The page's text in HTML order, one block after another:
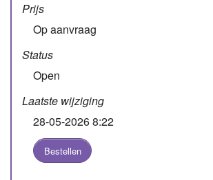
Prijs
Op aanvraag
Status
Open
Laatste wijziging
28-05-2026 8:22
Bestellen